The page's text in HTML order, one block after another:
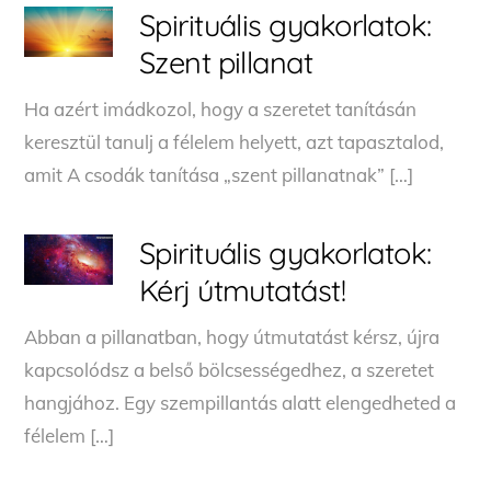
Spirituális gyakorlatok:
Szent pillanat
Ha azért imádkozol, hogy a szeretet tanításán
keresztül tanulj a félelem helyett, azt tapasztalod,
amit A csodák tanítása „szent pillanatnak” […]
Spirituális gyakorlatok:
Kérj útmutatást!
Abban a pillanatban, hogy útmutatást kérsz, újra
kapcsolódsz a belső bölcsességedhez, a szeretet
hangjához. Egy szempillantás alatt elengedheted a
félelem […]